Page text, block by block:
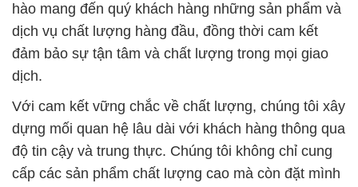
hào mang đến quý khách hàng những sản phẩm và
dịch vụ chất lượng hàng đầu, đồng thời cam kết
đảm bảo sự tận tâm và chất lượng trong mọi giao
dịch.
Với cam kết vững chắc về chất lượng, chúng tôi xây
dựng mối quan hệ lâu dài với khách hàng thông qua
độ tin cậy và trung thực. Chúng tôi không chỉ cung
cấp các sản phẩm chất lượng cao mà còn đặt mình